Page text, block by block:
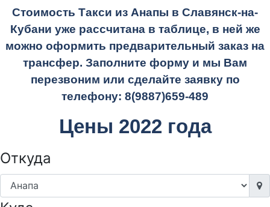
Стоимость Такси из Анапы в Славянск-на-
Кубани уже рассчитана в таблице, в ней же
можно оформить предварительный заказ на
трансфер. Заполните форму и мы Вам
перезвоним или сделайте заявку по
телефону: 8(9887)659-489
Цены 2022 года
Откуда